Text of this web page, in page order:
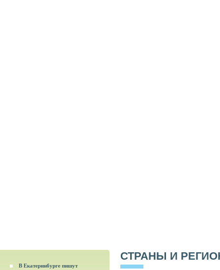
В Екатеринбурге пишут
СТРАНЫ И